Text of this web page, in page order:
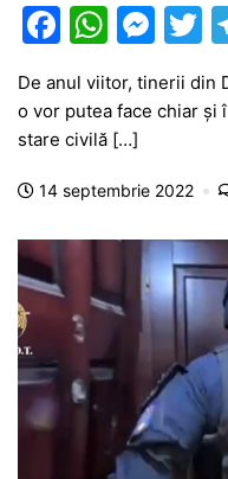
F
c
e
b
o
o
k
W
at
s
A
p
M
s
e
g
er
T
w
De anul viitor, tinerii din
o vor putea face chiar și
stare civilă […]
14 septembrie 2022